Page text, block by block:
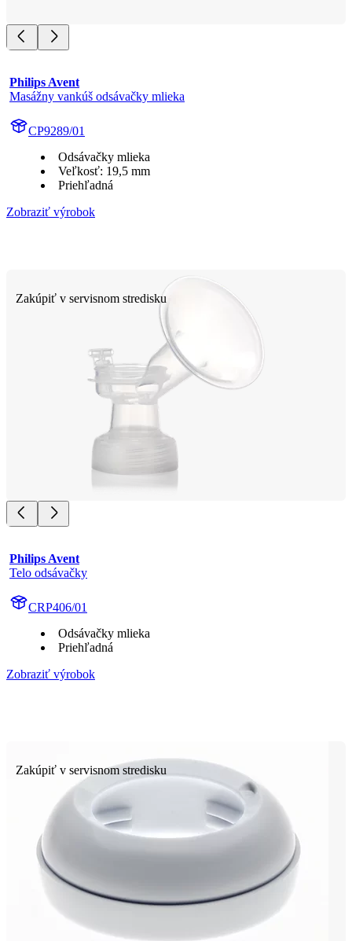
Philips Avent
Masážny vankúš odsávačky mlieka
CP9289/01
Odsávačky mlieka
Veľkosť: 19,5 mm
Priehľadná
Zobraziť výrobok
Zakúpiť v servisnom stredisku
Philips Avent
Telo odsávačky
CRP406/01
Odsávačky mlieka
Priehľadná
Zobraziť výrobok
Zakúpiť v servisnom stredisku